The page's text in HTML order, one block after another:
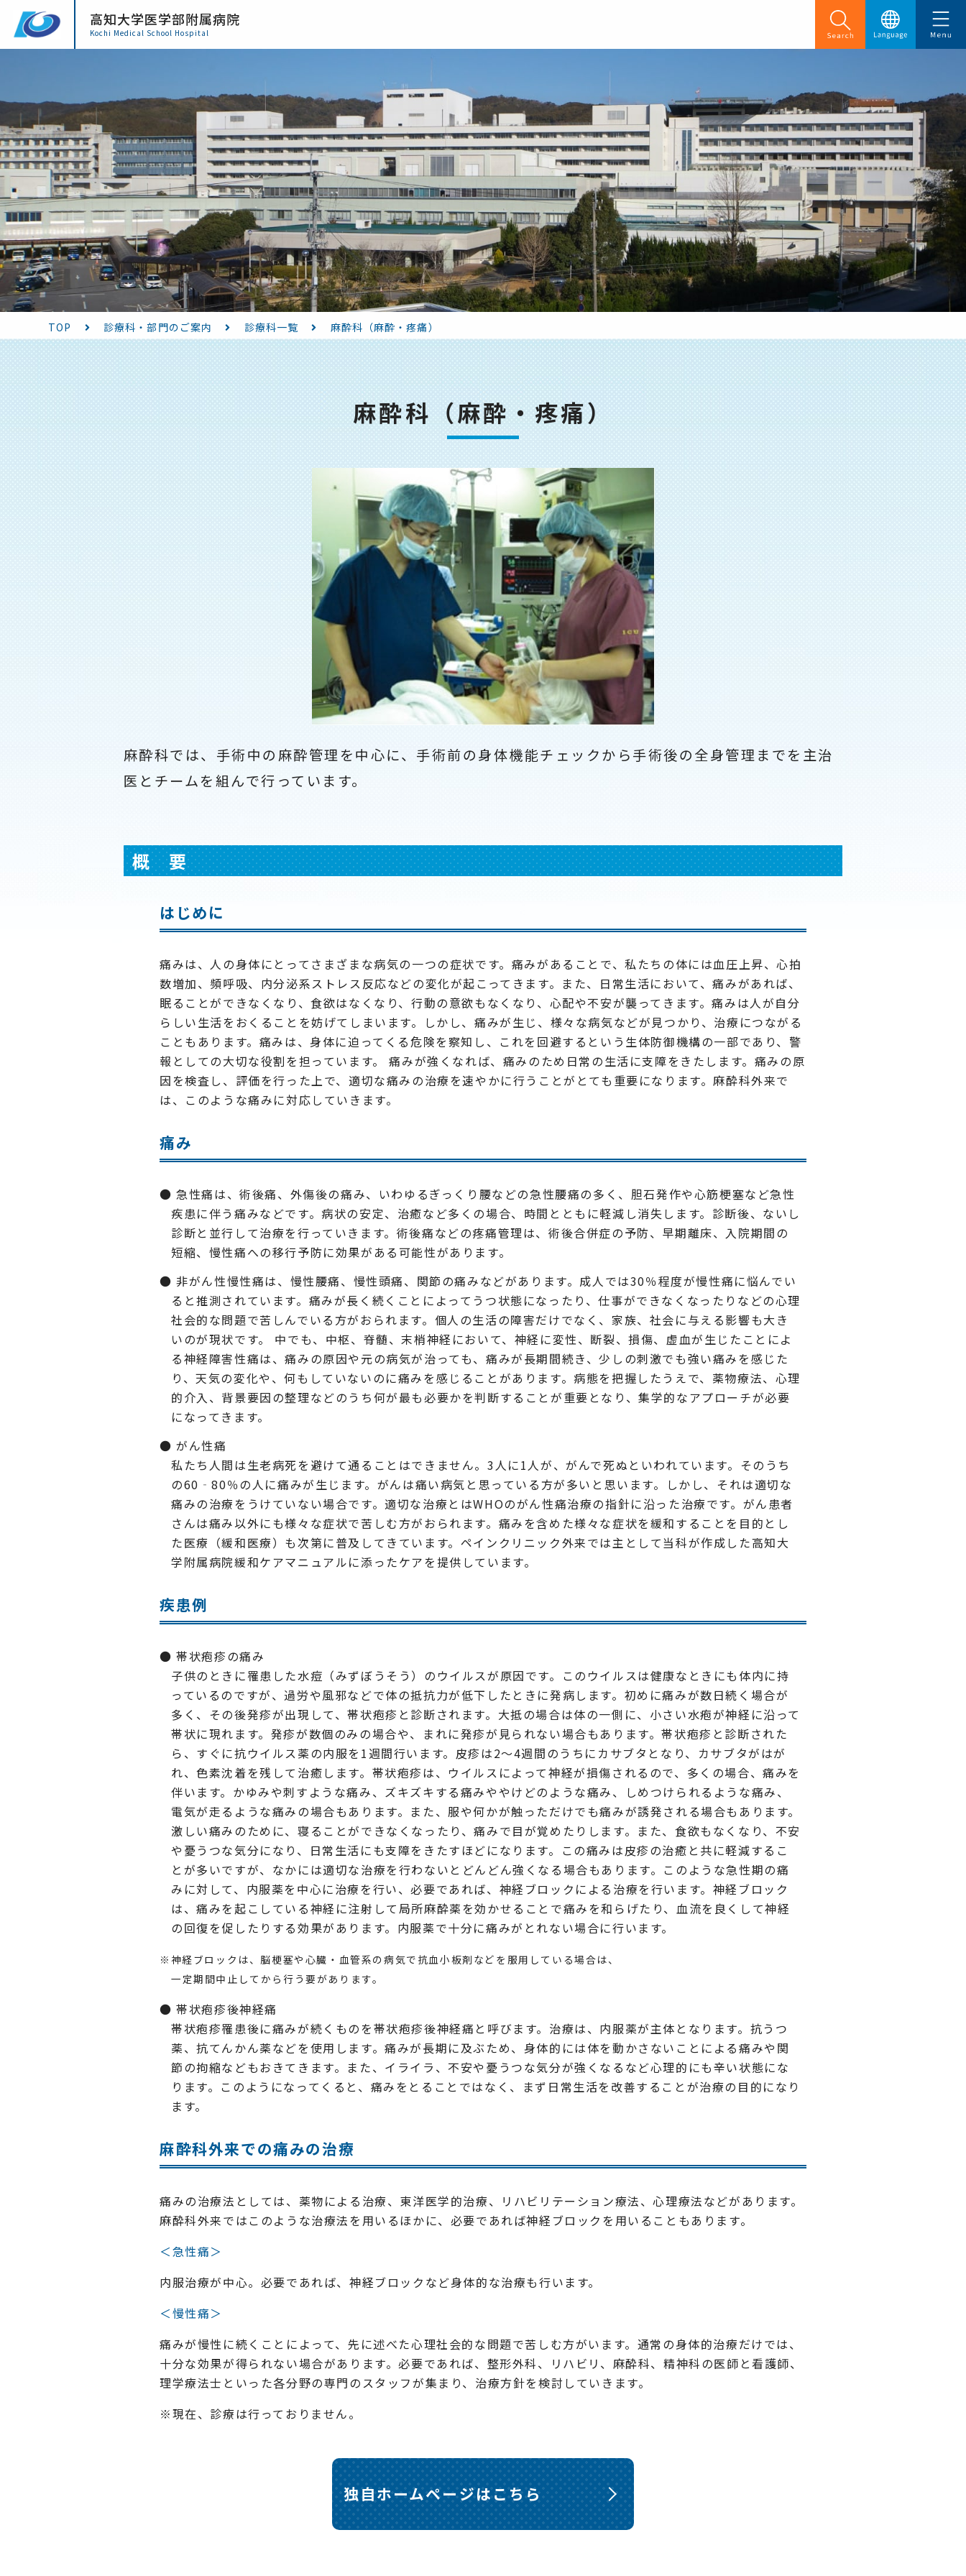
高知大学医学部附属病院
Kochi Medical School Hospital English
TOP 診療科・部門のご案内 診療科一覧 麻酔科（麻酔・疼痛）
麻酔科（麻酔・疼痛）
麻酔科では、手術中の麻酔管理を中心に、手術前の身体機能チェックから手術後の全身管理までを主治
医とチームを組んで行っています。
概 要
はじめに
痛みは、人の身体にとってさまざまな病気の一つの症状です。痛みがあることで、私たちの体には血圧上昇、心拍
数増加、頻呼吸、内分泌系ストレス反応などの変化が起こってきます。また、日常生活において、痛みがあれば、
眠ることができなくなり、食欲はなくなり、行動の意欲もなくなり、心配や不安が襲ってきます。痛みは人が自分
らしい生活をおくることを妨げてしまいます。しかし、痛みが生じ、様々な病気などが見つかり、治療につながる
こともあります。痛みは、身体に迫ってくる危険を察知し、これを回避するという生体防御機構の一部であり、警
報としての大切な役割を担っています。 痛みが強くなれば、痛みのため日常の生活に支障をきたします。痛みの原
因を検査し、評価を行った上で、適切な痛みの治療を速やかに行うことがとても重要になります。麻酔科外来で
は、このような痛みに対応していきます。
痛み
急性痛は、術後痛、外傷後の痛み、いわゆるぎっくり腰などの急性腰痛の多く、胆石発作や心筋梗塞など急性
疾患に伴う痛みなどです。病状の安定、治癒など多くの場合、時間とともに軽減し消失します。診断後、ないし
診断と並行して治療を行っていきます。術後痛などの疼痛管理は、術後合併症の予防、早期離床、入院期間の
短縮、慢性痛への移行予防に効果がある可能性があります。
非がん性慢性痛は、慢性腰痛、慢性頭痛、関節の痛みなどがあります。成人では30％程度が慢性痛に悩んでい
ると推測されています。痛みが長く続くことによってうつ状態になったり、仕事ができなくなったりなどの心理
社会的な問題で苦しんでいる方がおられます。個人の生活の障害だけでなく、家族、社会に与える影響も大き
いのが現状です。 中でも、中枢、脊髄、末梢神経において、神経に変性、断裂、損傷、虚血が生じたことによ
る神経障害性痛は、痛みの原因や元の病気が治っても、痛みが長期間続き、少しの刺激でも強い痛みを感じた
り、天気の変化や、何もしていないのに痛みを感じることがあります。病態を把握したうえで、薬物療法、心理
的介入、背景要因の整理などのうち何が最も必要かを判断することが重要となり、集学的なアプローチが必要
になってきます。
がん性痛
私たち人間は生老病死を避けて通ることはできません。3人に1人が、がんで死ぬといわれています。そのうち
の60‐80％の人に痛みが生じます。がんは痛い病気と思っている方が多いと思います。しかし、それは適切な
痛みの治療をうけていない場合です。適切な治療とはWHOのがん性痛治療の指針に沿った治療です。がん患者
さんは痛み以外にも様々な症状で苦しむ方がおられます。痛みを含めた様々な症状を緩和することを目的とし
た医療（緩和医療）も次第に普及してきています。ペインクリニック外来では主として当科が作成した高知大
学附属病院緩和ケアマニュアルに添ったケアを提供しています。
疾患例
帯状疱疹の痛み
子供のときに罹患した水痘（みずぼうそう）のウイルスが原因です。このウイルスは健康なときにも体内に持
っているのですが、過労や風邪などで体の抵抗力が低下したときに発病します。初めに痛みが数日続く場合が
多く、その後発疹が出現して、帯状疱疹と診断されます。大抵の場合は体の一側に、小さい水疱が神経に沿って
帯状に現れます。発疹が数個のみの場合や、まれに発疹が見られない場合もあります。帯状疱疹と診断された
ら、すぐに抗ウイルス薬の内服を1週間行います。皮疹は2～4週間のうちにカサブタとなり、カサブタがはが
れ、色素沈着を残して治癒します。帯状疱疹は、ウイルスによって神経が損傷されるので、多くの場合、痛みを
伴います。かゆみや刺すような痛み、ズキズキする痛みややけどのような痛み、しめつけられるような痛み、
電気が走るような痛みの場合もあります。また、服や何かが触っただけでも痛みが誘発される場合もあります。
激しい痛みのために、寝ることができなくなったり、痛みで目が覚めたりします。また、食欲もなくなり、不安
や憂うつな気分になり、日常生活にも支障をきたすほどになります。この痛みは皮疹の治癒と共に軽減するこ
とが多いですが、なかには適切な治療を行わないとどんどん強くなる場合もあります。このような急性期の痛
みに対して、内服薬を中心に治療を行い、必要であれば、神経ブロックによる治療を行います。神経ブロック
は、痛みを起こしている神経に注射して局所麻酔薬を効かせることで痛みを和らげたり、血流を良くして神経
の回復を促したりする効果があります。内服薬で十分に痛みがとれない場合に行います。
※神経ブロックは、脳梗塞や心臓・血管系の病気で抗血小板剤などを服用している場合は、
一定期間中止してから行う要があります。
帯状疱疹後神経痛
帯状疱疹罹患後に痛みが続くものを帯状疱疹後神経痛と呼びます。治療は、内服薬が主体となります。抗うつ
薬、抗てんかん薬などを使用します。痛みが長期に及ぶため、身体的には体を動かさないことによる痛みや関
節の拘縮などもおきてきます。また、イライラ、不安や憂うつな気分が強くなるなど心理的にも辛い状態にな
ります。このようになってくると、痛みをとることではなく、まず日常生活を改善することが治療の目的になり
ます。
麻酔科外来での痛みの治療
痛みの治療法としては、薬物による治療、東洋医学的治療、リハビリテーション療法、心理療法などがあります。
麻酔科外来ではこのような治療法を用いるほかに、必要であれば神経ブロックを用いることもあります。
＜急性痛＞
内服治療が中心。必要であれば、神経ブロックなど身体的な治療も行います。
＜慢性痛＞
痛みが慢性に続くことによって、先に述べた心理社会的な問題で苦しむ方がいます。通常の身体的治療だけでは、
十分な効果が得られない場合があります。必要であれば、整形外科、リハビリ、麻酔科、精神科の医師と看護師、
理学療法士といった各分野の専門のスタッフが集まり、治療方針を検討していきます。
※現在、診療は行っておりません。
独自ホームページはこちら